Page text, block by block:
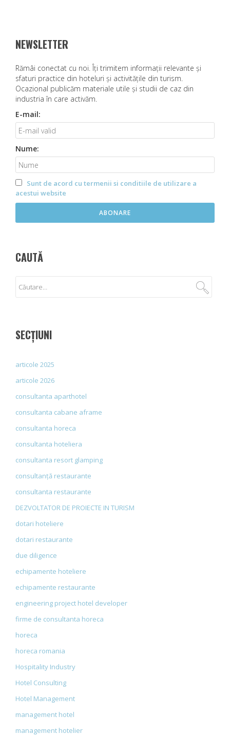
A
E
Î
N
A
R
T
I
C
O
L
E
NEWSLETTER
Rămâi conectat cu noi. Îţi trimitem informaţii relevante şi
sfaturi practice din hoteluri şi activităţile din turism.
Ocazional publicăm materiale utile şi studii de caz din
industria în care activăm.
E-mail:
Nume:
Sunt de acord cu termenii si conditiile de utilizare a
acestui website
CAUTĂ
SECȚIUNI
articole 2025
articole 2026
consultanta aparthotel
consultanta cabane aframe
consultanta horeca
consultanta hoteliera
consultanta resort glamping
consultanță restaurante
consultanta restaurante
DEZVOLTATOR DE PROIECTE IN TURISM
dotari hoteliere
dotari restaurante
due diligence
echipamente hoteliere
echipamente restaurante
engineering project hotel developer
firme de consultanta horeca
horeca
horeca romania
Hospitality Industry
Hotel Consulting
Hotel Management
management hotel
management hotelier